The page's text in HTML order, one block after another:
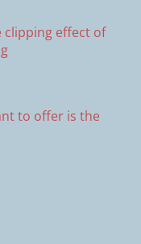
clipping effect of
to offer is the